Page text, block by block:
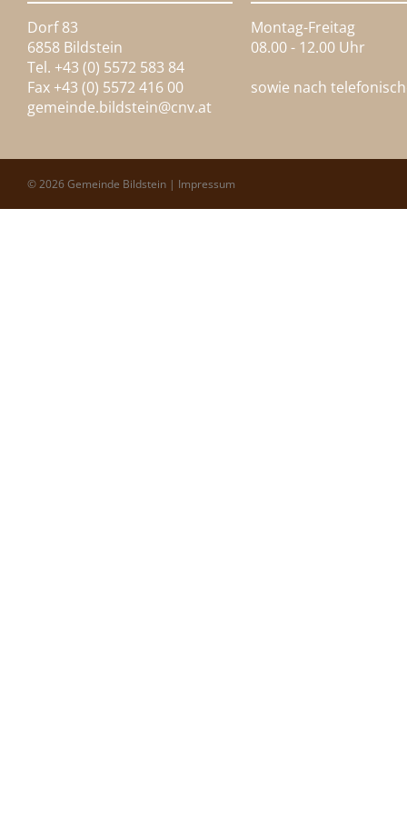
Dorf 83
6858 Bildstein
Tel. +43 (0) 5572 583 84
Fax +43 (0) 5572 416 00
gemeinde.bildstein@cnv.at
Montag-Freitag
08.00 - 12.00 Uhr
sowie nach
© 2026 Gemeinde Bildstein | Impressum